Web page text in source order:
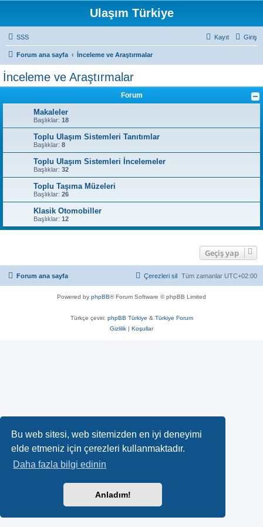
Bu web sitesi, web sitemizden en iyi deneyimi
elde etmeniz için çerezleri kullanmaktadır.
Daha fazla bilgi edinin
Anladım!
Ulaşım Türkiye
SSS Giriş
Kayıt
Forum ana sayfa İnceleme ve Araştırmalar
İnceleme ve Araştırmalar
Forum
Makaleler
Başlıklar: 18
Toplu Ulaşım Sistemleri Tanıtımlar
Başlıklar: 8
Toplu Ulaşım Sistemleri İncelemeler
Başlıklar: 32
Toplu Taşıma Müzeleri
Başlıklar: 26
Klasik Otomobiller
Başlıklar: 12
Geçiş yap
Forum ana sayfa Tüm zamanlar UTC+02:00
Çerezleri sil
Powered by phpBB® Forum Software © phpBB Limited
Türkçe çeviri: phpBB Türkiye & Türkiye Forum
Gizlilik | Koşullar